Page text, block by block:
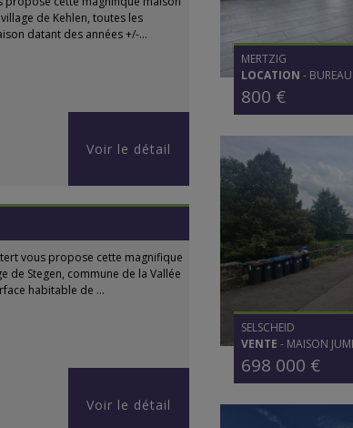
de Kehlen, toutes les
datant des années +/-...
Voir le détail
vous propose cette magnifique
de Stegen, commune de la Vallée
habitable de ...
Voir le détail
MERTZIG
LOCATION - BUREAU
800 €
SELSCHEID
VENTE - MAISON
698 000 €